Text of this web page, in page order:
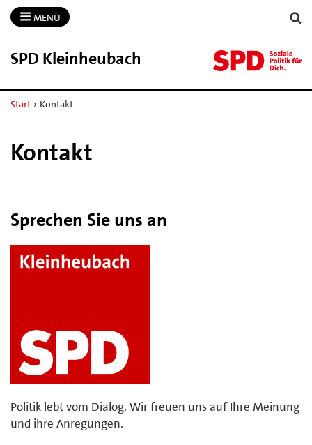
MENÜ
SPD Kleinheubach
Start › Kontakt
Kontakt
Sprechen Sie uns an
Politik lebt vom Dialog. Wir freuen uns auf Ihre Meinung
und ihre Anregungen.